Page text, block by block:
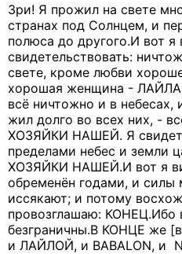
Зри! Я прожил на свете
странах под Солнцем, и
полюса до другого.И вот
свидетельствовать:
свете, кроме любви
хорошая женщина -
всё ничтожно и в небесах,
жил долго во всех них, -
ХОЗЯЙКИ НАШЕЙ. Я
пределами небес и земли
ХОЗЯЙКИ НАШЕЙ.И вот я
обременён годами, и
иссякают; и потому
провозглашаю: КОНЕЦ.Ибо
безграничны.В КОНЦЕ же
и ЛАЙЛОЙ, и BABALON, и